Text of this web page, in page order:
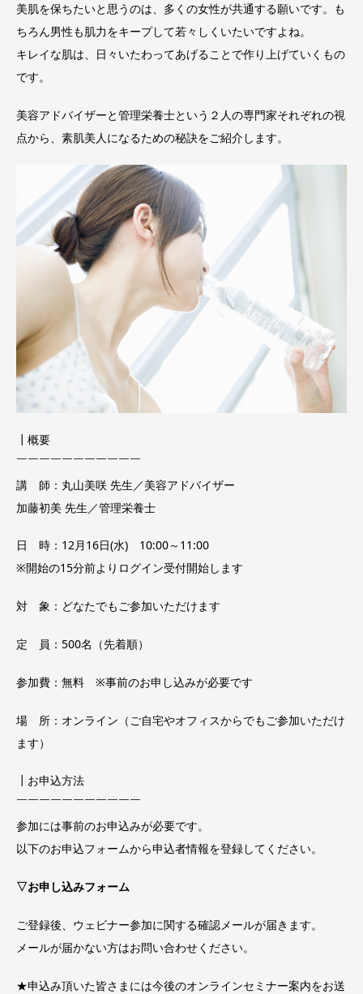
美肌を保ちたいと思うのは、多くの女性が共通する願いです。も
ちろん男性も肌力をキープして若々しくいたいですよね。
キレイな肌は、日々いたわってあげることで作り上げていくもの
です。
美容アドバイザーと管理栄養士という２人の専門家それぞれの視
点から、素肌美人になるための秘訣をご紹介します。
┃概要
￣￣￣￣￣￣￣￣￣￣￣
講 師：丸山美咲 先生／美容アドバイザー
加藤初美 先生／管理栄養士
日 時：12月16日(水) 10:00～11:00
※開始の15分前よりログイン受付開始します
対 象：どなたでもご参加いただけます
定 員：500名（先着順）
参加費：無料 ※事前のお申し込みが必要です
場 所：オンライン（ご自宅やオフィスからでもご参加いただけ
ます）
┃お申込方法
￣￣￣￣￣￣￣￣￣￣￣
参加には事前のお申込みが必要です。
以下のお申込フォームから申込者情報を登録してください。
▽お申し込みフォーム
ご登録後、ウェビナー参加に関する確認メールが届きます。
メールが届かない方はお問い合わせください。
★申込み頂いた皆さまには今後のオンラインセミナー案内をお送